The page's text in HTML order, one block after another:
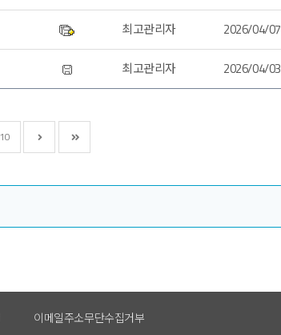
최고관리자 2026/04/07
최고관리자 2026/04/03
10
이메일주소무단수집거부